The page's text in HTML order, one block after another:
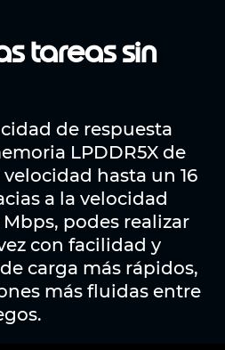
tareas sin
de respuesta
LPDDR5X de
velocidad hasta un 16
a la velocidad
podes realizar
con facilidad y
carga más rápidos,
más fluidas entre